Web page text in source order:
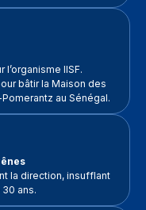
IISF.
bâtir la Maison des
au Sénégal.
la direction, insufflant
ans.